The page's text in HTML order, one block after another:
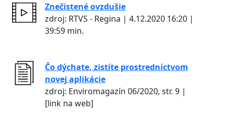
Znečistené ovzdušie
zdroj: RTVS - Regina | 4.12.2020 16:20 |
39:59 min.
Čo dýchate, zistíte prostredníctvom
novej aplikácie
zdroj: Enviromagazín 06/2020, str. 9 |
[link na web]